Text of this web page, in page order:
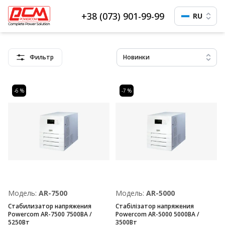
+38 (073) 901-99-99 RU
Фильтр Новинки
-6 %
Модель: AR-7500
Стабилизатор напряжения
Powercom AR-7500 7500ВА /
5250Вт
-7 %
Модель: AR-5000
Стабілізатор напряжения
Powercom AR-5000 5000ВА /
3500Вт